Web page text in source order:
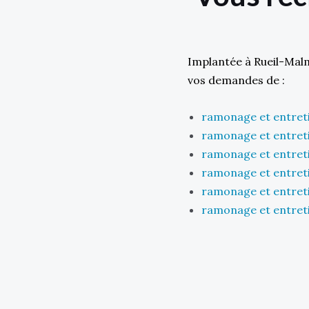
Implantée à Rueil-
vos demandes de :
ramonage et
ramonage et
ramonage et
ramonage et
ramonage et
ramonage et